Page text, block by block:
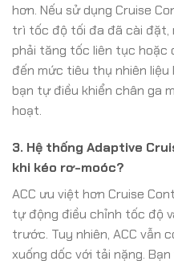
hơn. Nếu sử dụng Cruise
trì tốc độ tối đa đã cài đặt,
phải tăng tốc liên tục hoặc
đến mức tiêu thụ nhiên liệu
bạn tự điều khiển chân ga
hoạt.
3. Hệ thống Adaptive
khi kéo rơ-moóc?
ACC ưu việt hơn Cruise
tự động điều chỉnh tốc độ
trước. Tuy nhiên, ACC vẫn
xuống dốc với tải nặng.